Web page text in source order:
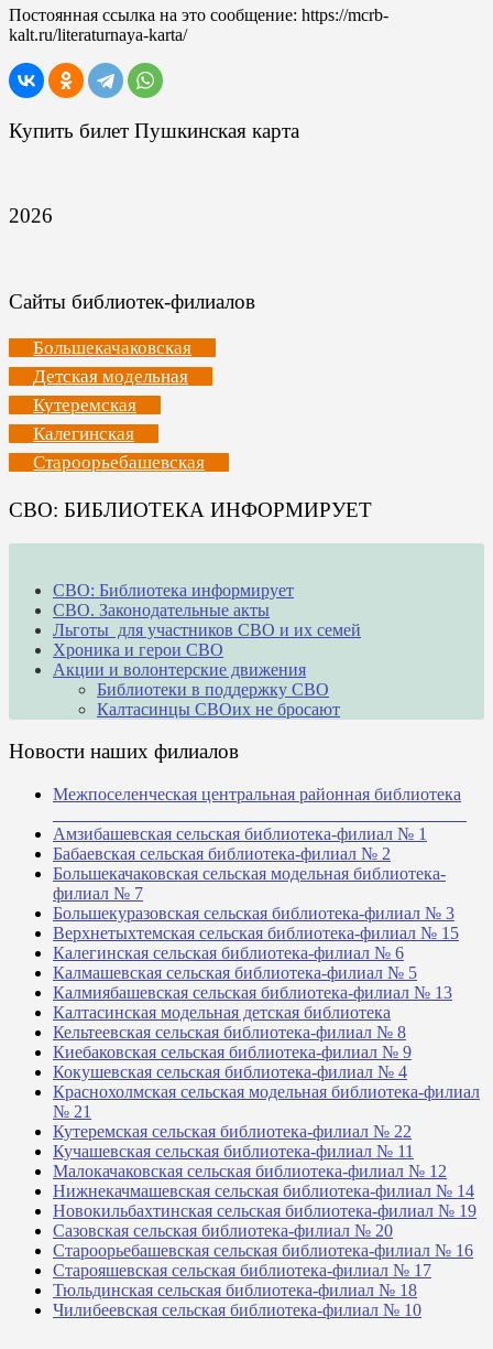
Постоянная ссылка на это сообщение: https://mcrb-
kalt.ru/literaturnaya-karta/
Купить билет Пушкинская карта
2026
Сайты библиотек-филиалов
Большекачаковская
Детская модельная
Кутеремская
Калегинская
Староорьебашевская
СВО: БИБЛИОТЕКА ИНФОРМИРУЕТ
СВО: Библиотека информирует
СВО. Законодательные акты
Льготы для участников СВО и их семей
Хроника и герои СВО
Акции и волонтерские движения
Библиотеки в поддержку СВО
Калтасинцы СВОих не бросают
Новости наших филиалов
Межпоселенческая центральная районная библиотека
Амзибашевская сельская библиотека-филиал № 1
Бабаевская сельская библиотека-филиал № 2
Большекачаковская сельская модельная библиотека-
филиал № 7
Большекуразовская сельская библиотека-филиал № 3
Верхнетыхтемская сельская библиотека-филиал № 15
Калегинская сельская библиотека-филиал № 6
Калмашевская сельская библиотека-филиал № 5
Калмиябашевская сельская библиотека-филиал № 13
Калтасинская модельная детская библиотека
Кельтеевская сельская библиотека-филиал № 8
Киебаковская сельская библиотека-филиал № 9
Кокушевская сельская библиотека-филиал № 4
Краснохолмская сельская модельная библиотека-филиал
№ 21
Кутеремская сельская библиотека-филиал № 22
Кучашевская сельская библиотека-филиал № 11
Малокачаковская сельская библиотека-филиал № 12
Нижнекачмашевская сельская библиотека-филиал № 14
Новокильбахтинская сельская библиотека-филиал № 19
Сазовская сельская библиотека-филиал № 20
Староорьебашевская сельская библиотека-филиал № 16
Старояшевская сельская библиотека-филиал № 17
Тюльдинская сельская библиотека-филиал № 18
Чилибеевская сельская библиотека-филиал № 10